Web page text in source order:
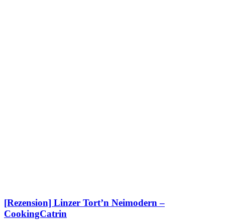
[Rezension] Linzer Tort’n Neimodern –
CookingCatrin